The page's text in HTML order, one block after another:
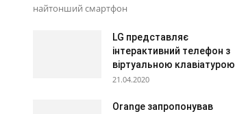
найтонший смартфон
LG представляє
інтерактивний телефон з
віртуальною клавіатурою
21.04.2020
Orange запропонував